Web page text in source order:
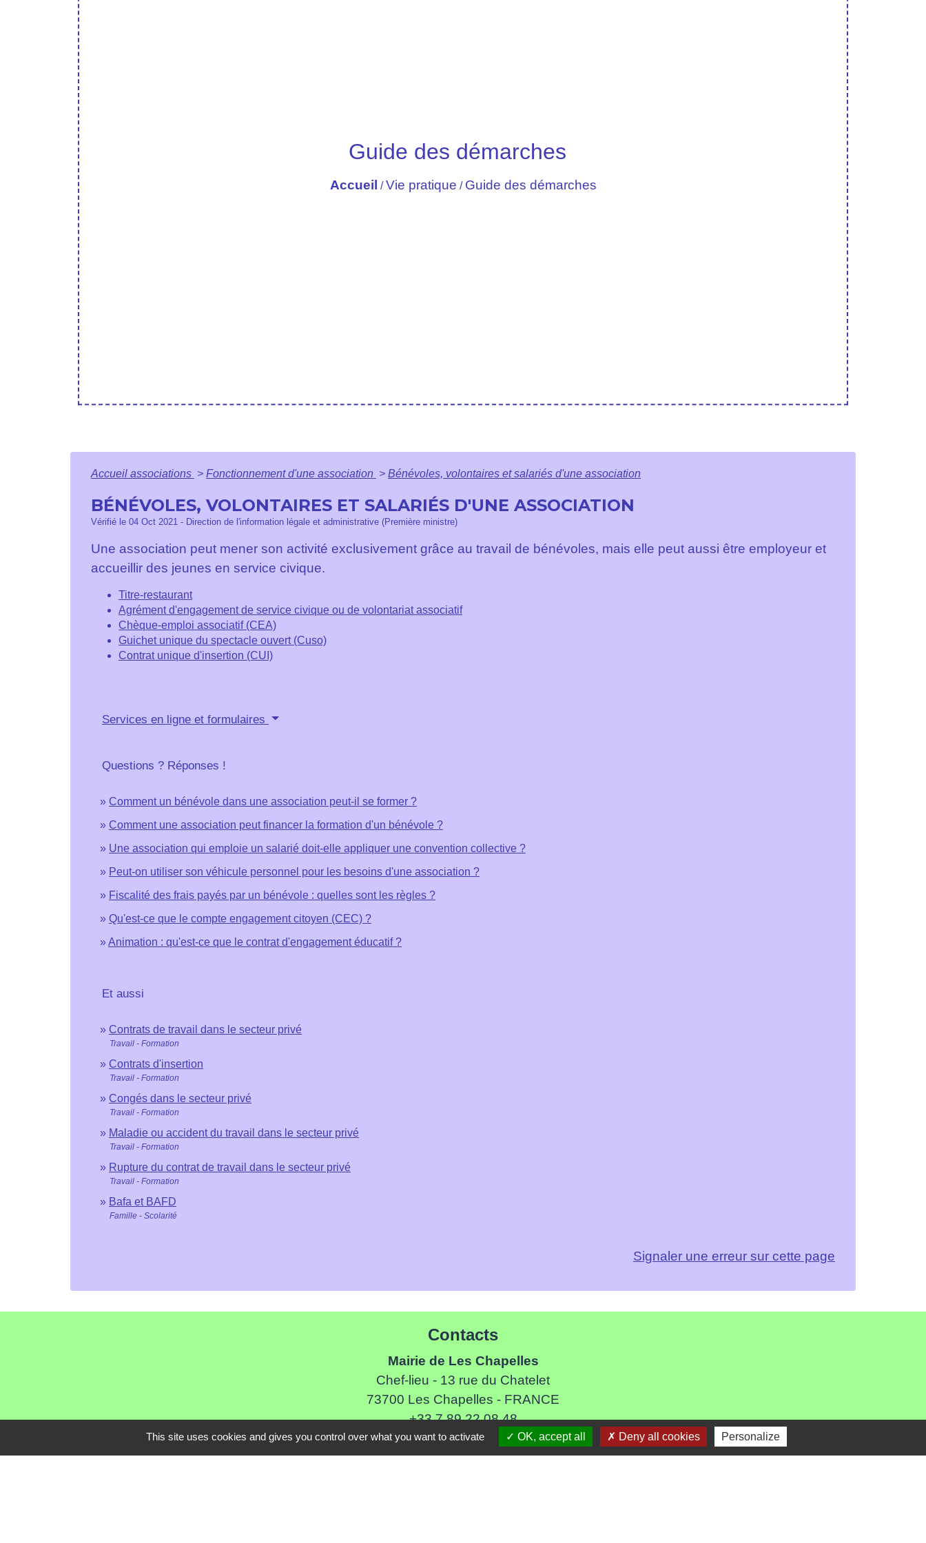
Guide des démarches
Accueil /Vie pratique / Guide des démarches
Accueil associations > Fonctionnement d'une association > Bénévoles, volontaires et salariés d'une association
BÉNÉVOLES, VOLONTAIRES ET SALARIÉS D'UNE ASSOCIATION
Vérifié le 04 Oct 2021 - Direction de l'information légale et administrative (Première ministre)
Une association peut mener son activité exclusivement grâce au travail de bénévoles, mais elle peut aussi être employeur et
accueillir des jeunes en service civique.
Titre-restaurant
Agrément d'engagement de service civique ou de volontariat associatif
Chèque-emploi associatif (CEA)
Guichet unique du spectacle ouvert (Cuso)
Contrat unique d'insertion (CUI)
Services en ligne et formulaires
Questions ? Réponses !
Comment un bénévole dans une association peut-il se former ?
Comment une association peut financer la formation d'un bénévole ?
Une association qui emploie un salarié doit-elle appliquer une convention collective ?
Peut-on utiliser son véhicule personnel pour les besoins d'une association ?
Fiscalité des frais payés par un bénévole : quelles sont les règles ?
Qu'est-ce que le compte engagement citoyen (CEC) ?
Animation : qu'est-ce que le contrat d'engagement éducatif ?
Et aussi
Contrats de travail dans le secteur privé
Travail - Formation
Contrats d'insertion
Travail - Formation
Congés dans le secteur privé
Travail - Formation
Maladie ou accident du travail dans le secteur privé
Travail - Formation
Rupture du contrat de travail dans le secteur privé
Travail - Formation
Bafa et BAFD
Famille - Scolarité
Signaler une erreur sur cette page
Contacts
Mairie de Les Chapelles
Chef-lieu - 13 rue du Chatelet
73700 Les Chapelles - FRANCE
+33 7 89 22 08 48
Contact par formulaire
This site uses cookies and gives you control over what you want to activate OK, accept all Deny all cookies Personalize